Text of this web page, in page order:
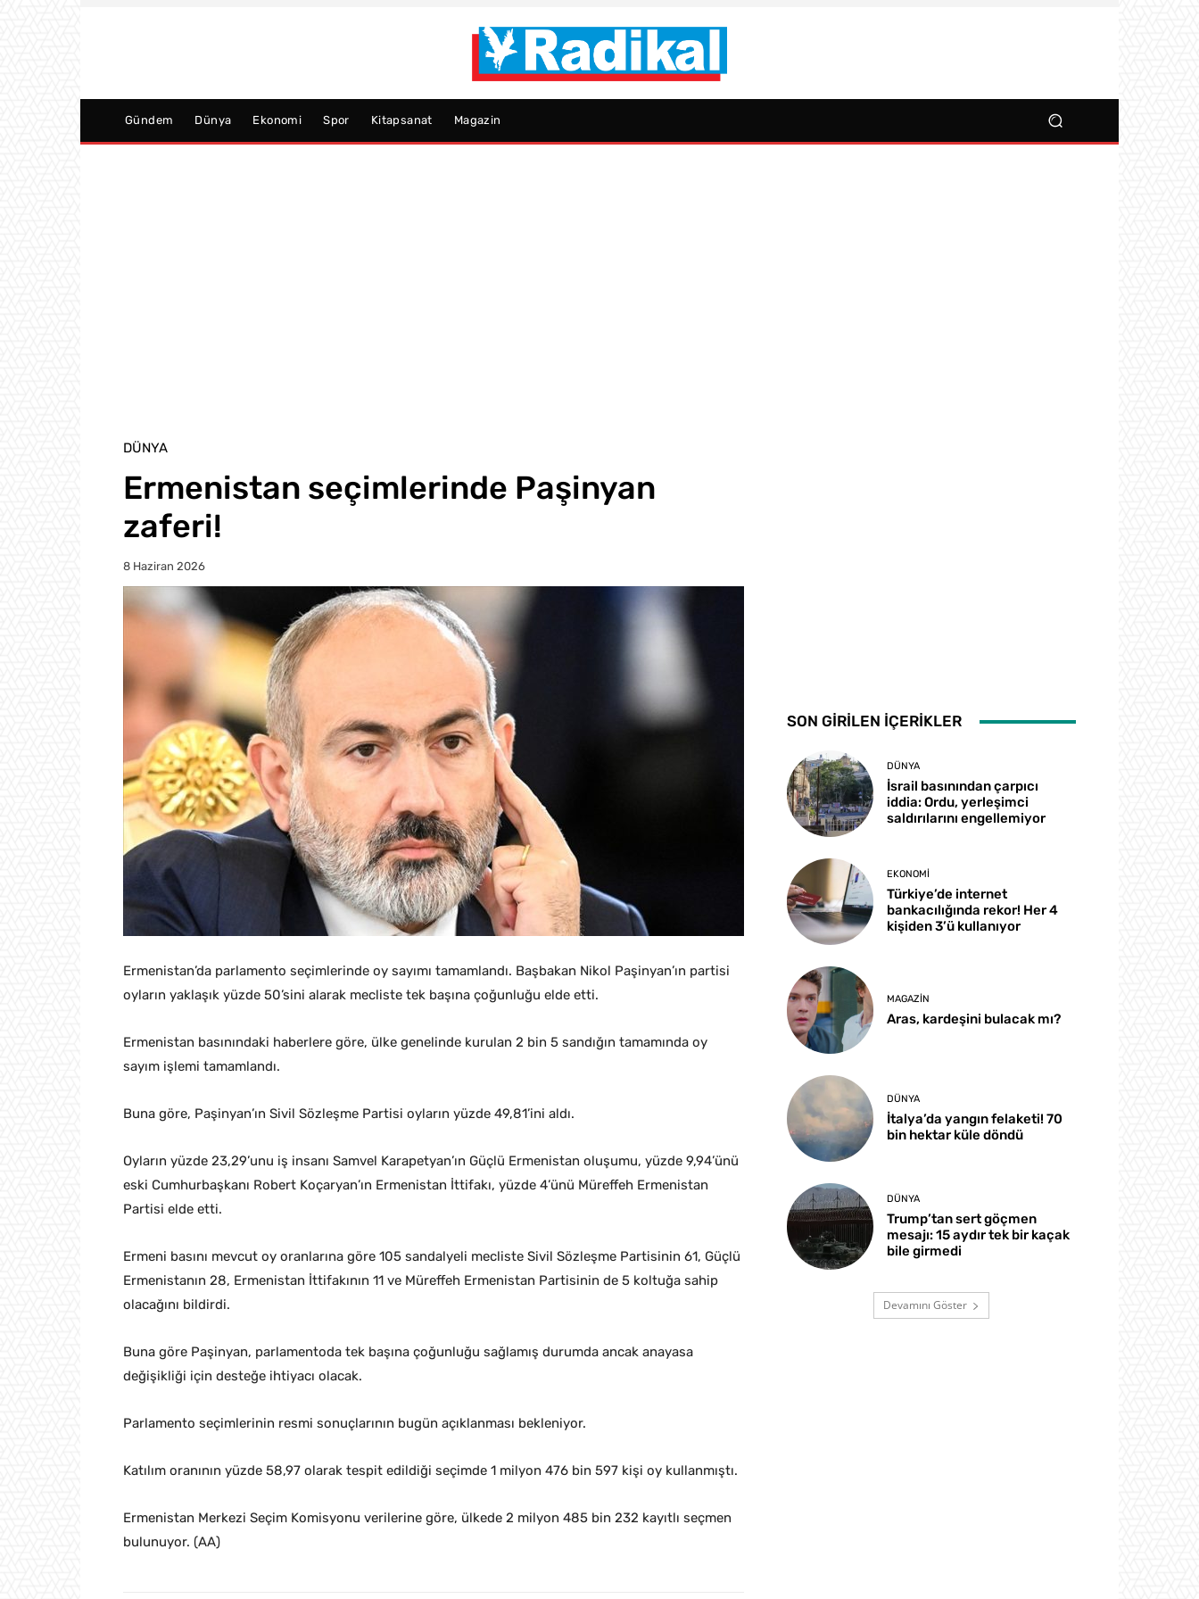
Gündem Dünya Ekonomi Spor Kitapsanat Magazin
DÜNYA
Ermenistan seçimlerinde Paşinyan
zaferi!
8 Haziran 2026
Ermenistan’da parlamento seçimlerinde oy sayımı tamamlandı. Başbakan Nikol Paşinyan’ın partisi
oyların yaklaşık yüzde 50’sini alarak mecliste tek başına çoğunluğu elde etti.
Ermenistan basınındaki haberlere göre, ülke genelinde kurulan 2 bin 5 sandığın tamamında oy
sayım işlemi tamamlandı.
Buna göre, Paşinyan’ın Sivil Sözleşme Partisi oyların yüzde 49,81’ini aldı.
Oyların yüzde 23,29’unu iş insanı Samvel Karapetyan’ın Güçlü Ermenistan oluşumu, yüzde 9,94’ünü
eski Cumhurbaşkanı Robert Koçaryan’ın Ermenistan İttifakı, yüzde 4’ünü Müreffeh Ermenistan
Partisi elde etti.
Ermeni basını mevcut oy oranlarına göre 105 sandalyeli mecliste Sivil Sözleşme Partisinin 61, Güçlü
Ermenistanın 28, Ermenistan İttifakının 11 ve Müreffeh Ermenistan Partisinin de 5 koltuğa sahip
olacağını bildirdi.
Buna göre Paşinyan, parlamentoda tek başına çoğunluğu sağlamış durumda ancak anayasa
değişikliği için desteğe ihtiyacı olacak.
Parlamento seçimlerinin resmi sonuçlarının bugün açıklanması bekleniyor.
Katılım oranının yüzde 58,97 olarak tespit edildiği seçimde 1 milyon 476 bin 597 kişi oy kullanmıştı.
Ermenistan Merkezi Seçim Komisyonu verilerine göre, ülkede 2 milyon 485 bin 232 kayıtlı seçmen
bulunuyor. (AA)
SON GİRİLEN İÇERİKLER
DÜNYA
İsrail basınından çarpıcı
iddia: Ordu, yerleşimci
saldırılarını engellemiyor
EKONOMI
Türkiye’de internet
bankacılığında rekor! Her 4
kişiden 3’ü kullanıyor
MAGAZIN
Aras, kardeşini bulacak mı?
DÜNYA
İtalya’da yangın felaketi! 70
bin hektar küle döndü
DÜNYA
Trump’tan sert göçmen
mesajı: 15 aydır tek bir kaçak
bile girmedi
Devamını Göster